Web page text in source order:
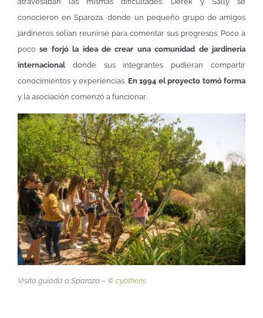
conocieron en Sparoza, donde un pequeño grupo de amigos
jardineros solían reunirse para comentar sus progresos. Poco a
pocose forjó la idea de crear una comunidad de jardinería
internacional donde sus integrantes pudieran compartir
conocimientos y experiencias. En 1994 el proyecto tomó forma
y la asociación comenzó a funcionar.
Visita guiada a Sparoza – © cyathens